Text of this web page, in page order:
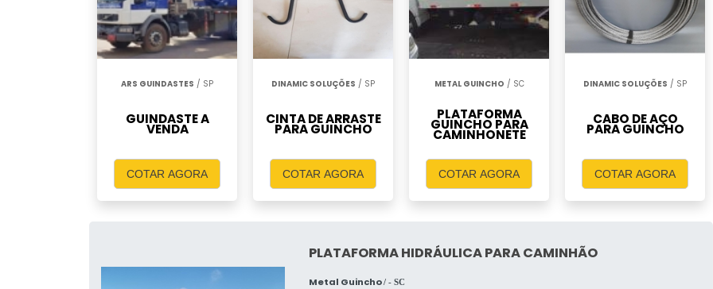
ARS GUINDASTES / SP
GUINDASTE A
VENDA
COTAR AGORA
DINAMIC SOLUÇÕES / SP
CINTA DE ARRASTE
PARA GUINCHO
COTAR AGORA
METAL GUINCHO / SC
PLATAFORMA
GUINCHO PARA
CAMINHONETE
COTAR AGORA
DINAMIC SOLUÇÕES / SP
CABO DE AÇO
PARA GUINCHO
COTAR AGORA
PLATAFORMA HIDRÁULICA PARA CAMINHÃO
Metal Guincho/ - SC